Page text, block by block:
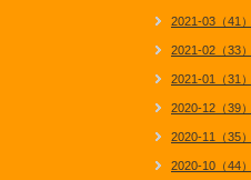
2021-03（41）
2021-02（33）
2021-01（31）
2020-12（39）
2020-11（35）
2020-10（44）